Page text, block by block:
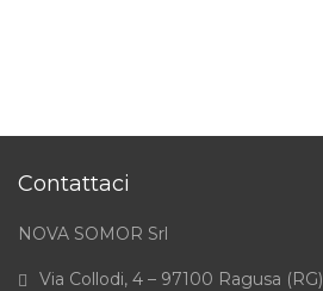
Contattaci
NOVA SOMOR Srl
Via Collodi, 4 – 97100 Ragusa (RG)